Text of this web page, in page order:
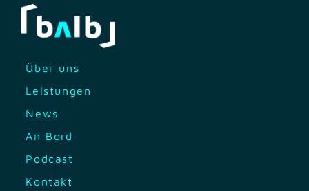
Über uns
Leistungen
News
An Bord
Podcast
Kontakt